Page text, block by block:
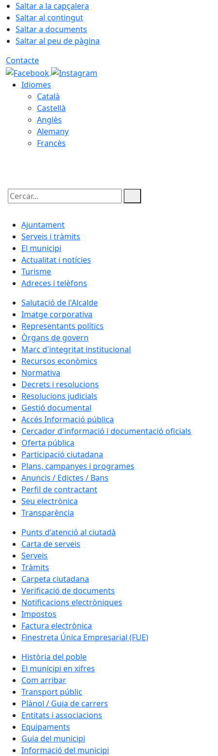
Saltar a la capçalera
Saltar al contingut
Saltar a documents
Saltar al peu de pàgina
Contacte
Idiomes
Català
Castellà
Anglès
Alemany
Francès
Cercar:
Ajuntament
Serveis i tràmits
El municipi
Actualitat i notícies
Turisme
Adreces i telèfons
Salutació de l'Alcalde
Imatge corporativa
Representants polítics
Òrgans de govern
Marc d'integritat institucional
Recursos econòmics
Normativa
Decrets i resolucions
Resolucions judicials
Gestió documental
Accés Informació pública
Cercador d'informació i documentació oficials
Oferta pública
Participació ciutadana
Plans, campanyes i programes
Anuncis / Edictes / Bans
Perfil de contractant
Seu electrònica
Transparència
Punts d'atenció al ciutadà
Carta de serveis
Serveis
Tràmits
Carpeta ciutadana
Verificació de documents
Notificacions electròniques
Impostos
Factura electrònica
Finestreta Única Empresarial (FUE)
Història del poble
El municipi en xifres
Com arribar
Transport públic
Plànol / Guia de carrers
Entitats i associacions
Equipaments
Guia del municipi
Informació del municipi